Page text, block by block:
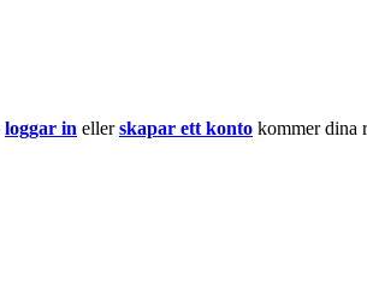
loggar in ellerskapar ett konto kommer dina